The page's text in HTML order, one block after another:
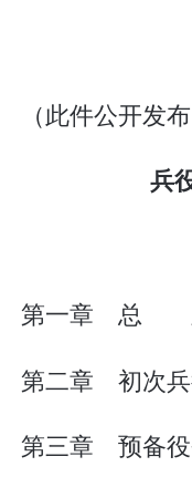
（此件公开发布
兵
第一章 总
第二章 初次
第三章 预备